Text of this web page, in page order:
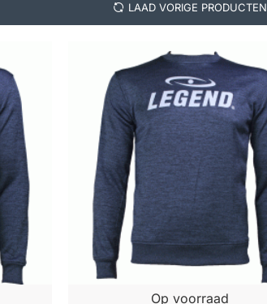
LAAD VORIGE PRODUCTEN
Op voorraad